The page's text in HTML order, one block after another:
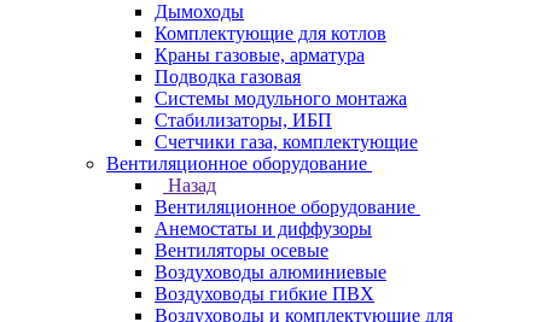
Дымоходы
Комплектующие для котлов
Краны газовые, арматура
Подводка газовая
Системы модульного монтажа
Стабилизаторы, ИБП
Счетчики газа, комплектующие
Вентиляционное оборудование
Назад
Вентиляционное оборудование
Анемостаты и диффузоры
Вентиляторы осевые
Воздуховоды алюминиевые
Воздуховоды гибкие ПВХ
Воздуховоды и комплектующие для